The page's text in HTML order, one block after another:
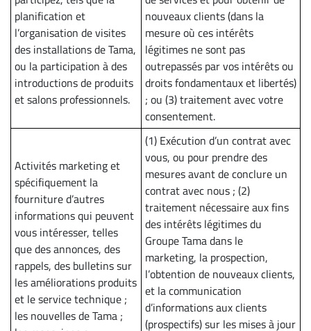
planification et
l’organisation de visites
des installations de Tama,
ou la participation à des
introductions de produits
et salons professionnels.
nouveaux clients (dans la
mesure où ces intérêts
légitimes ne sont pas
outrepassés par vos intérêts ou
droits fondamentaux et libertés)
; ou (3) traitement avec votre
consentement.
Activités marketing et
spécifiquement la
fourniture d’autres
informations qui peuvent
vous intéresser, telles
que des annonces, des
rappels, des bulletins sur
les améliorations produits
et le service technique ;
les nouvelles de Tama ;
(1) Exécution d’un contrat avec
vous, ou pour prendre des
mesures avant de conclure un
contrat avec nous ; (2)
traitement nécessaire aux fins
des intérêts légitimes du
Groupe Tama dans le
marketing, la prospection,
l’obtention de nouveaux clients,
et la communication
d’informations aux clients
(prospectifs) sur les mises à jour